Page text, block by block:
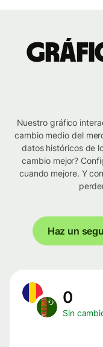
Nuestro gráfico
cambio medio del
datos históricos de
cambio mejor?
cuando mejore. Y
Haz un
0
Sin